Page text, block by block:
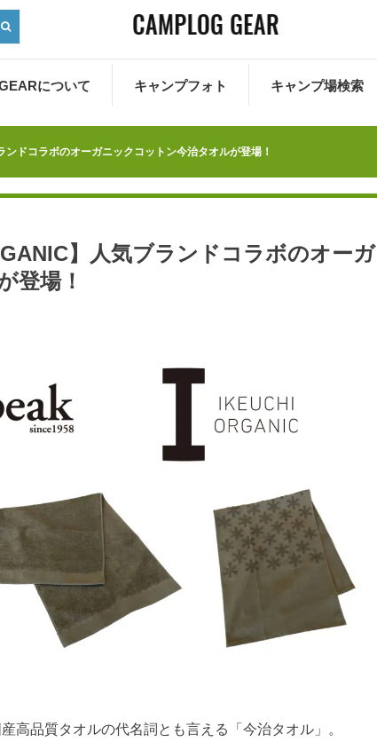
について キャンプフォト キャンプ場検索
ドコラボのオーガニックコットン今治タオルが登場！
】人気ブランドコラボのオーガ
登場！
高品質タオルの代名詞とも言える「今治タオル」。